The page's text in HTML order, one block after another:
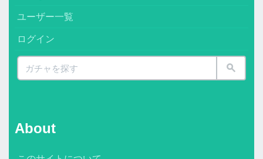
ユーザー一覧
ログイン
About